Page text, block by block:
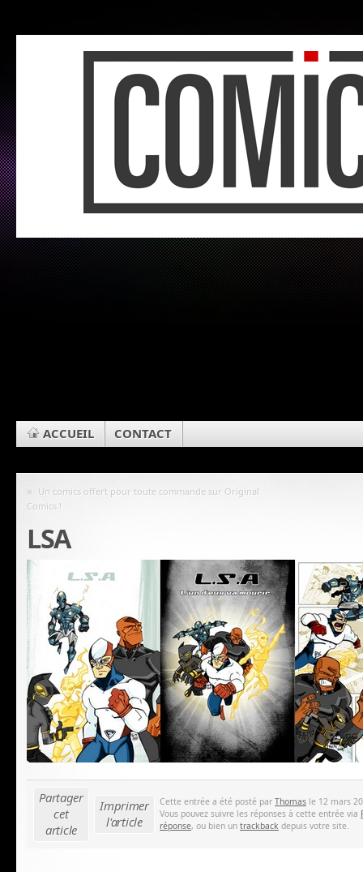
ACCUEIL CONTACT
« Un comics offert pour toute commande sur Original
Comics !
LSA
Partager
cet
article
Imprimer
l'article
Cette entrée a été posté par Thomas le 12 mars
Vous pouvez suivre les réponses à cette entrée via
réponse, ou bien un trackback depuis votre site.